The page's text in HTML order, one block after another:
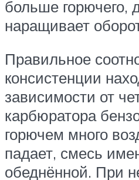
больше горючего,
наращивает
Правильное
консистенции
зависимости от
карбюратора
горючем много
падает, смесь
обеднённой. При